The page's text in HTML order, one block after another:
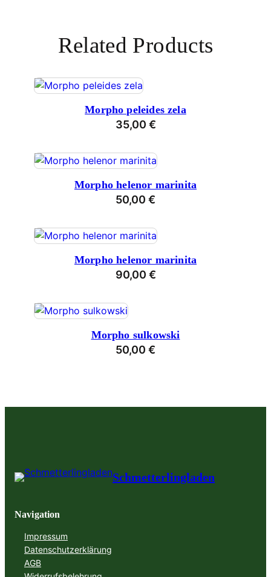
Related Products
Morpho peleides zela
35,00 €
Morpho helenor marinita
50,00 €
Morpho helenor marinita
90,00 €
Morpho sulkowski
50,00 €
Schmetterlingladen
Navigation
Impressum
Datenschutzerklärung
AGB